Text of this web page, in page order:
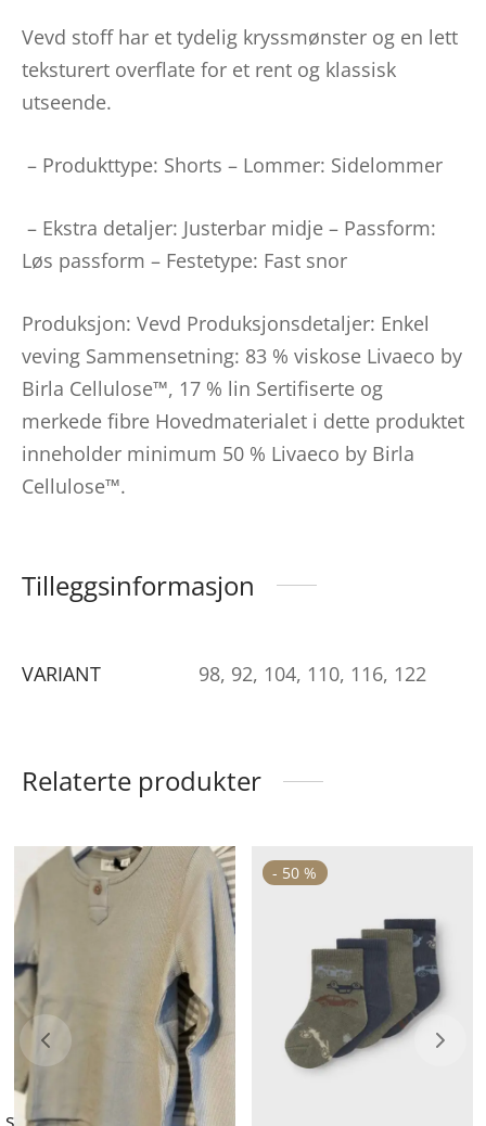
Vevd stoff har et tydelig kryssmønster og en lett
teksturert overflate for et rent og klassisk
utseende.
– Produkttype: Shorts – Lommer: Sidelommer
– Ekstra detaljer: Justerbar midje – Passform:
Løs passform – Festetype: Fast snor
Produksjon: Vevd Produksjonsdetaljer: Enkel
veving Sammensetning: 83 % viskose Livaeco by
Birla Cellulose™, 17 % lin Sertifiserte og
merkede fibre Hovedmaterialet i dette produktet
inneholder minimum 50 % Livaeco by Birla
Cellulose™.
Tilleggsinformasjon
VARIANT 98, 92, 104, 110, 116, 122
Relaterte produkter
Dette
produktet
har
varianter.
Alternativene
- 50 %